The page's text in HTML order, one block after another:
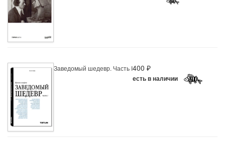
Заведомый шедевр. Часть I400 ₽
есть в наличии